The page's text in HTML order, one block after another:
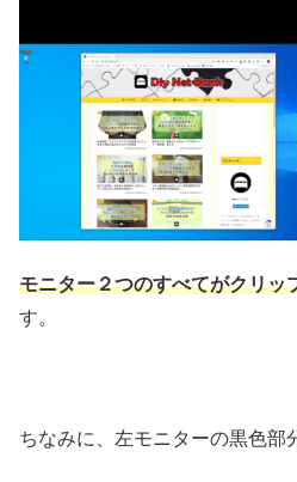
モニター２つのすべてがクリッ
す。
ちなみに、左モニターの黒色部